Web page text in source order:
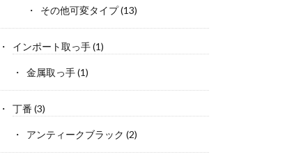
その他可変タイプ(13)
インポート取っ手(1)
金属取っ手(1)
丁番 (3)
アンティークブラック (2)